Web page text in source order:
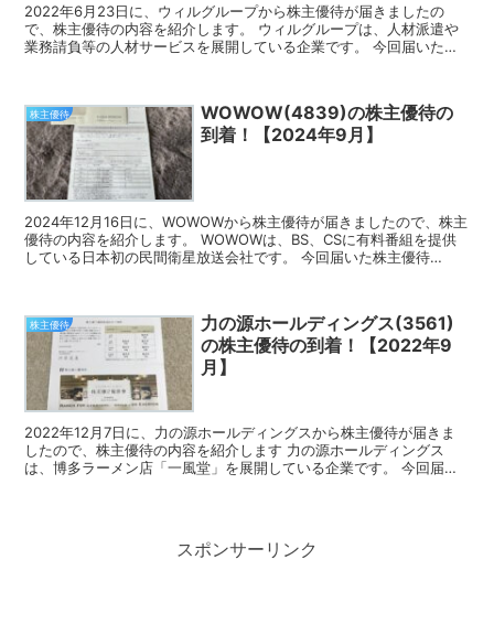
2022年6月23日に、ウィルグループから株主優待が届きましたの
で、株主優待の内容を紹介します。 ウィルグループは、人材派遣や
業務請負等の人材サービスを展開している企業です。 今回届いた株
株主優待
WOWOW(4839)の株主優待の
到着！【2024年9月】
2024年12月16日に、WOWOWから株主優待が届きましたので、株主
優待の内容を紹介します。 WOWOWは、BS、CSに有料番組を提供
している日本初の民間衛星放送会社です。 今回届いた株主優待
株主優待
力の源ホールディングス(3561)
の株主優待の到着！【2022年9
月】
2022年12月7日に、力の源ホールディングスから株主優待が届きま
したので、株主優待の内容を紹介します 力の源ホールディングス
は、博多ラーメン店「一風堂」を展開している企業です。 今回届い
スポンサーリンク